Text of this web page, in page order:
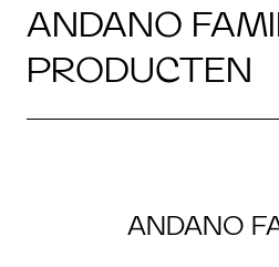
ANDANO
PRODUCTEN
ANDANO